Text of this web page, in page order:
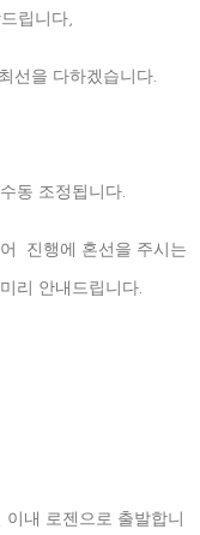
립니다,
선을 다하겠습니다.
동 조정됩니다.
진행에 혼선을 주시는
리 안내드립니다.
내 로젠으로 출발합니